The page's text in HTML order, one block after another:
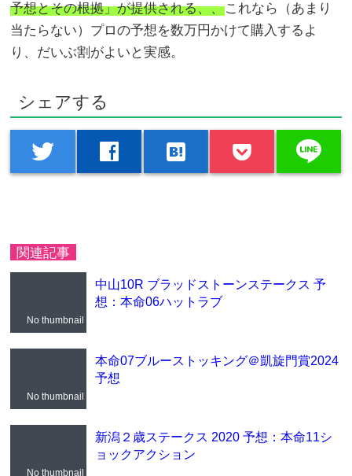
予想とその根拠」が提供される、、これなら（あまり
当たらない）プロの予想を数万円かけて購入するよ
り、だいぶ割がよいと実感。
シェアする
twitter facebook hatenabookmark line
関連記事
No thumbnail
中山10R ブラッドストーンステークス 予
想：本命06ハットラブ
No thumbnail
本命07ブルーストッキング＠凱旋門賞2024
予想
No thumbnail
新潟２歳ステークス 2020 予想：本命11シ
ョックアクション